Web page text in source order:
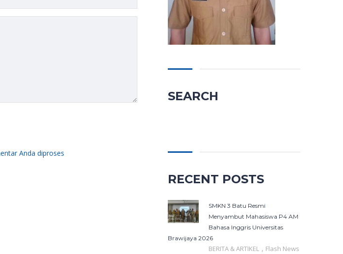
Anda diproses
SEARCH
RECENT POSTS
SMKN 3 Batu Resmi
Menyambut Mahasiswa P4 AM
Bahasa Inggris Universitas
Brawijaya 2026
BERITA & ARTIKEL , Flash News